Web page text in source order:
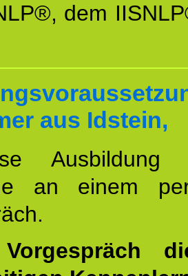
dem
aus Idstein,
an einem